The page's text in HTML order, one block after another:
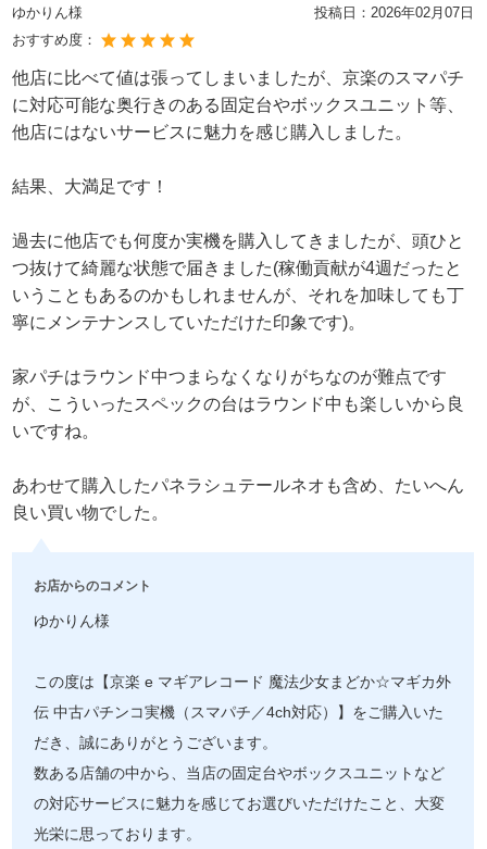
ゆかりん様 投稿日：2026年02月07日
おすすめ度：
他店に比べて値は張ってしまいましたが、京楽のスマパチ
に対応可能な奥行きのある固定台やボックスユニット等、
他店にはないサービスに魅力を感じ購入しました。
結果、大満足です！
過去に他店でも何度か実機を購入してきましたが、頭ひと
つ抜けて綺麗な状態で届きました(稼働貢献が4週だったと
いうこともあるのかもしれませんが、それを加味しても丁
寧にメンテナンスしていただけた印象です)。
家パチはラウンド中つまらなくなりがちなのが難点です
が、こういったスペックの台はラウンド中も楽しいから良
いですね。
あわせて購入したパネラシュテールネオも含め、たいへん
良い買い物でした。
お店からのコメント
ゆかりん様
この度は【京楽 e マギアレコード 魔法少女まどか☆マギカ外
伝 中古パチンコ実機（スマパチ／4ch対応）】をご購入いた
だき、誠にありがとうございます。
数ある店舗の中から、当店の固定台やボックスユニットなど
の対応サービスに魅力を感じてお選びいただけたこと、大変
光栄に思っております。